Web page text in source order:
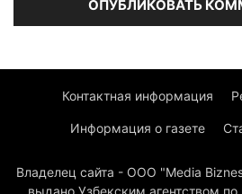
Контактная информация
Информация о газете
Владелец сайта - ООО "Media
выдано Узбекским агентством